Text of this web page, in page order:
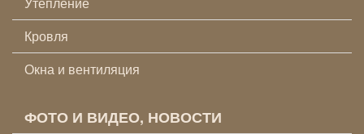
Кровля
Окна и вентиляция
ФОТО И ВИДЕО, НОВОСТИ